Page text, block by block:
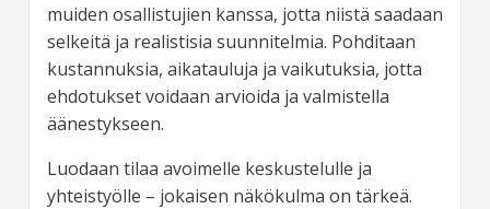
muiden osallistujien kanssa, jotta niistä saadaan
selkeitä ja realistisia suunnitelmia. Pohditaan
kustannuksia, aikatauluja ja vaikutuksia, jotta
ehdotukset voidaan arvioida ja valmistella
äänestykseen.
Luodaan tilaa avoimelle keskustelulle ja
yhteistyölle – jokaisen näkökulma on tärkeä.